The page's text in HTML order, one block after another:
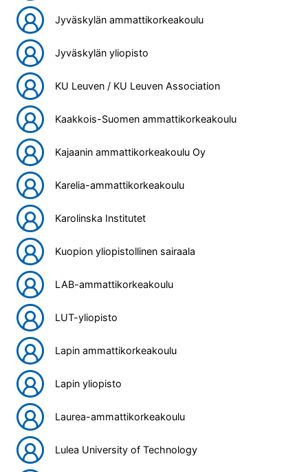
Jyväskylän ammattikorkeakoulu
Jyväskylän yliopisto
KU Leuven / KU Leuven Association
Kaakkois-Suomen ammattikorkeakoulu
Kajaanin ammattikorkeakoulu Oy
Karelia-ammattikorkeakoulu
Karolinska Institutet
Kuopion yliopistollinen sairaala
LAB-ammattikorkeakoulu
LUT-yliopisto
Lapin ammattikorkeakoulu
Lapin yliopisto
Laurea-ammattikorkeakoulu
Lulea University of Technology